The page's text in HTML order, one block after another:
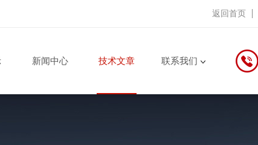
返回首页
新闻中心 技术文章 联系我们